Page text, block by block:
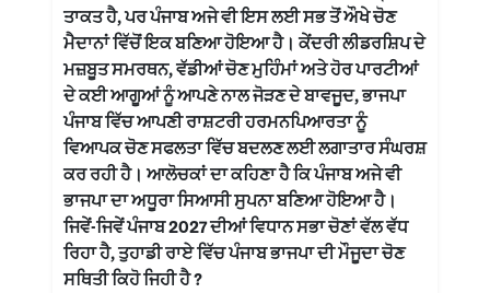
ਤਾਕਤ ਹੈ, ਪਰ ਪੰਜਾਬ ਅਜੇ ਵੀ ਇਸ ਲਈ ਸਭ ਤੋਂ ਔਖੇ ਚੋਣ
ਮੈਦਾਨਾਂ ਵਿੱਚੋਂ ਇਕ ਬਣਿਆ ਹੋਇਆ ਹੈ। ਕੇਂਦਰੀ ਲੀਡਰਸ਼ਿਪ ਦੇ
ਮਜ਼ਬੂਤ ਸਮਰਥਨ, ਵੱਡੀਆਂ ਚੋਣ ਮੁਹਿੰਮਾਂ ਅਤੇ ਹੋਰ ਪਾਰਟੀਆਂ
ਦੇ ਕਈ ਆਗੂਆਂ ਨੂੰ ਆਪਣੇ ਨਾਲ ਜੋੜਣ ਦੇ ਬਾਵਜੂਦ, ਭਾਜਪਾ
ਪੰਜਾਬ ਵਿੱਚ ਆਪਣੀ ਰਾਸ਼ਟਰੀ ਹਰਮਨਪਿਆਰਤਾ ਨੂੰ
ਵਿਆਪਕ ਚੋਣ ਸਫਲਤਾ ਵਿੱਚ ਬਦਲਣ ਲਈ ਲਗਾਤਾਰ ਸੰਘਰਸ਼
ਕਰ ਰਹੀ ਹੈ। ਆਲੋਚਕਾਂ ਦਾ ਕਹਿਣਾ ਹੈ ਕਿ ਪੰਜਾਬ ਅਜੇ ਵੀ
ਭਾਜਪਾ ਦਾ ਅਧੂਰਾ ਸਿਆਸੀ ਸੁਪਨਾ ਬਣਿਆ ਹੋਇਆ ਹੈ।
ਜਿਵੇਂ-ਜਿਵੇਂ ਪੰਜਾਬ 2027 ਦੀਆਂ ਵਿਧਾਨ ਸਭਾ ਚੋਣਾਂ ਵੱਲ ਵੱਧ
ਰਿਹਾ ਹੈ, ਤੁਹਾਡੀ ਰਾਏ ਵਿੱਚ ਪੰਜਾਬ ਭਾਜਪਾ ਦੀ ਮੌਜੂਦਾ ਚੋਣ
ਸਥਿਤੀ ਕਿਹੋ ਜਿਹੀ ਹੈ ?